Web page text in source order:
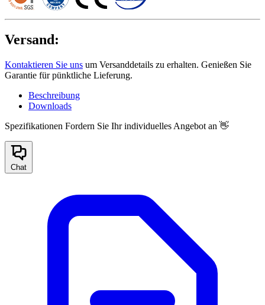
Versand:
Kontaktieren Sie uns um Versanddetails zu erhalten. Genießen Sie
Garantie für pünktliche Lieferung.
Beschreibung
Downloads
Spezifikationen Fordern Sie Ihr individuelles Angebot an 👋
Chat